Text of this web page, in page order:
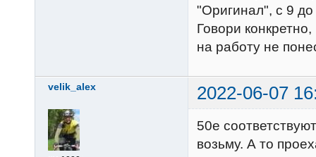
"Оригинал", с 9
Говори
на работу не
velik_alex 2022-06-07
50е
возьму. А то